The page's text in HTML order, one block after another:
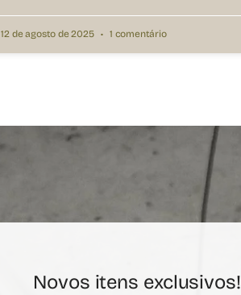
12 de agosto de 2025 1 comentário
Novos itens exclusivos!